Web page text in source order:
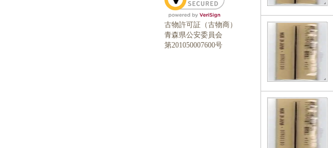
古物許可証（古物商）
青森県公安委員会
第201050007600号